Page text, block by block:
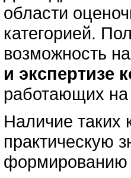
области
категорией.
возможность
и экспертизе
работающих
Наличие таких
практическую
формированию